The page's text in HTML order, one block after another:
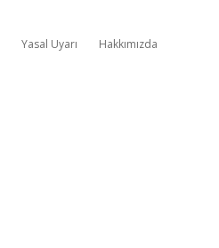
Yasal Uyarı Hakkımızda